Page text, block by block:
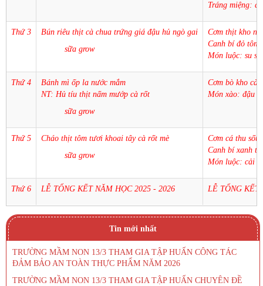
Tráng miệng:
Thứ 3
Bún riêu thịt cà chua trứng giá đậu hủ ngò gai
sữa grow
Cơm thịt kho
Canh bí đỏ tôm
Món luộc: su
Thứ 4
Bánh mì ốp la nước mắm
NT: Hủ tíu thịt nấm mướp cà rốt
sữa grow
Cơm bò kho cà
Món xào: đậu
Thứ 5
Cháo thịt tôm tươi khoai tây cà rốt mè
sữa grow
Cơm cá thu sốt
Canh bí xanh
Món luộc: cải
Thứ 6 LỄ TỔNG KẾT NĂM HỌC 2025 - 2026 LỄ TỔNG KẾT
Tin mới nhất
TRƯỜNG MẦM NON 13/3 THAM GIA TẬP HUẤN CÔNG TÁC
ĐẢM BẢO AN TOÀN THỰC PHẨM NĂM 2026
TRƯỜNG MẦM NON 13/3 THAM GIA TẬP HUẤN CHUYÊN ĐỀ